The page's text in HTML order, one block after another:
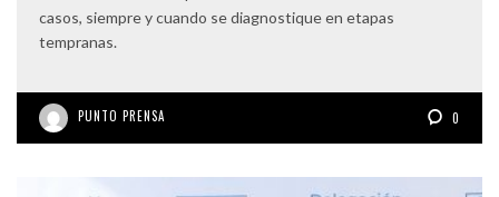
casos, siempre y cuando se diagnostique en etapas
tempranas.
PUNTO PRENSA 0